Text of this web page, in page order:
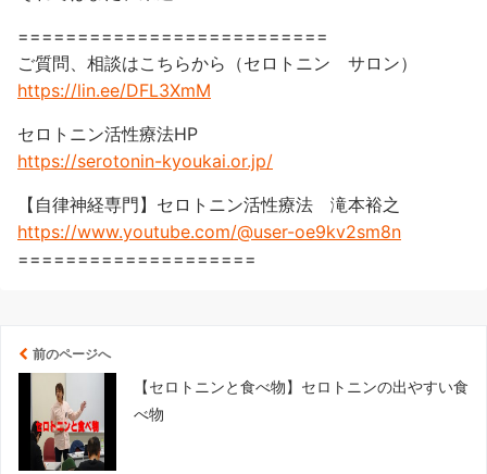
==========================
ご質問、相談はこちらから（セロトニン サロン）
https://lin.ee/DFL3XmM
セロトニン活性療法HP
https://serotonin-kyoukai.or.jp/
【自律神経専門】セロトニン活性療法 滝本裕之
https://www.youtube.com/@user-oe9kv2sm8n
====================
前のページへ
【セロトニンと食べ物】セロトニンの出やすい食
べ物